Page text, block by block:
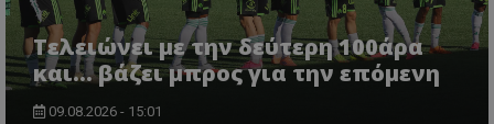
Τελειώνει με την δεύτερη 100άρα
και... βάζει μπρος για την επόμενη
09.08.2026 - 15:01